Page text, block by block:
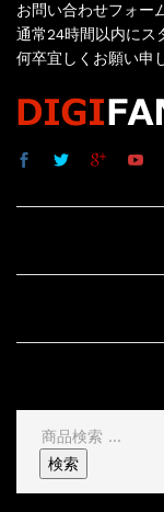
お問い合わせフォー
通常24時間以内にス
何卒宜しくお願い申
検
索
結
検索